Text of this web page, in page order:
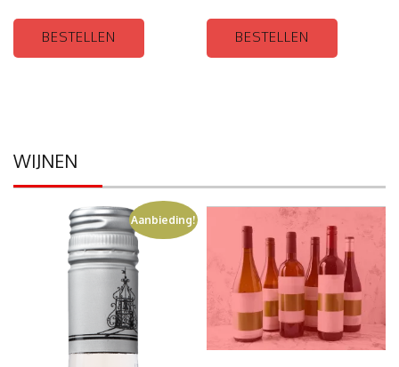
BESTELLEN BESTELLEN
WIJNEN
Aanbieding!